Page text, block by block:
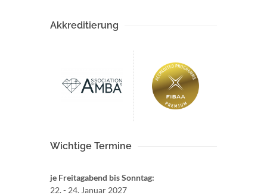
Akkreditierung
Wichtige Termine
je Freitagabend bis Sonntag:
22. - 24. Januar 2027